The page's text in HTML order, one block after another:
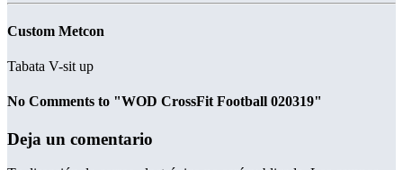
Custom Metcon
Tabata V-sit up
No Comments to "WOD CrossFit Football 020319"
Deja un comentario